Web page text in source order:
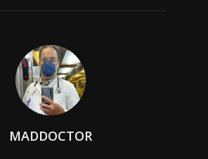
MADDOCTOR